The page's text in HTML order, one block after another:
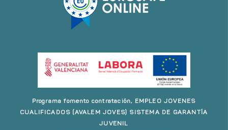
Programa fomento contratación, EMPLEO JOVENES
CUALIFICADOS (AVALEM JOVES) SISTEMA DE GARANTÍA
JUVENIL